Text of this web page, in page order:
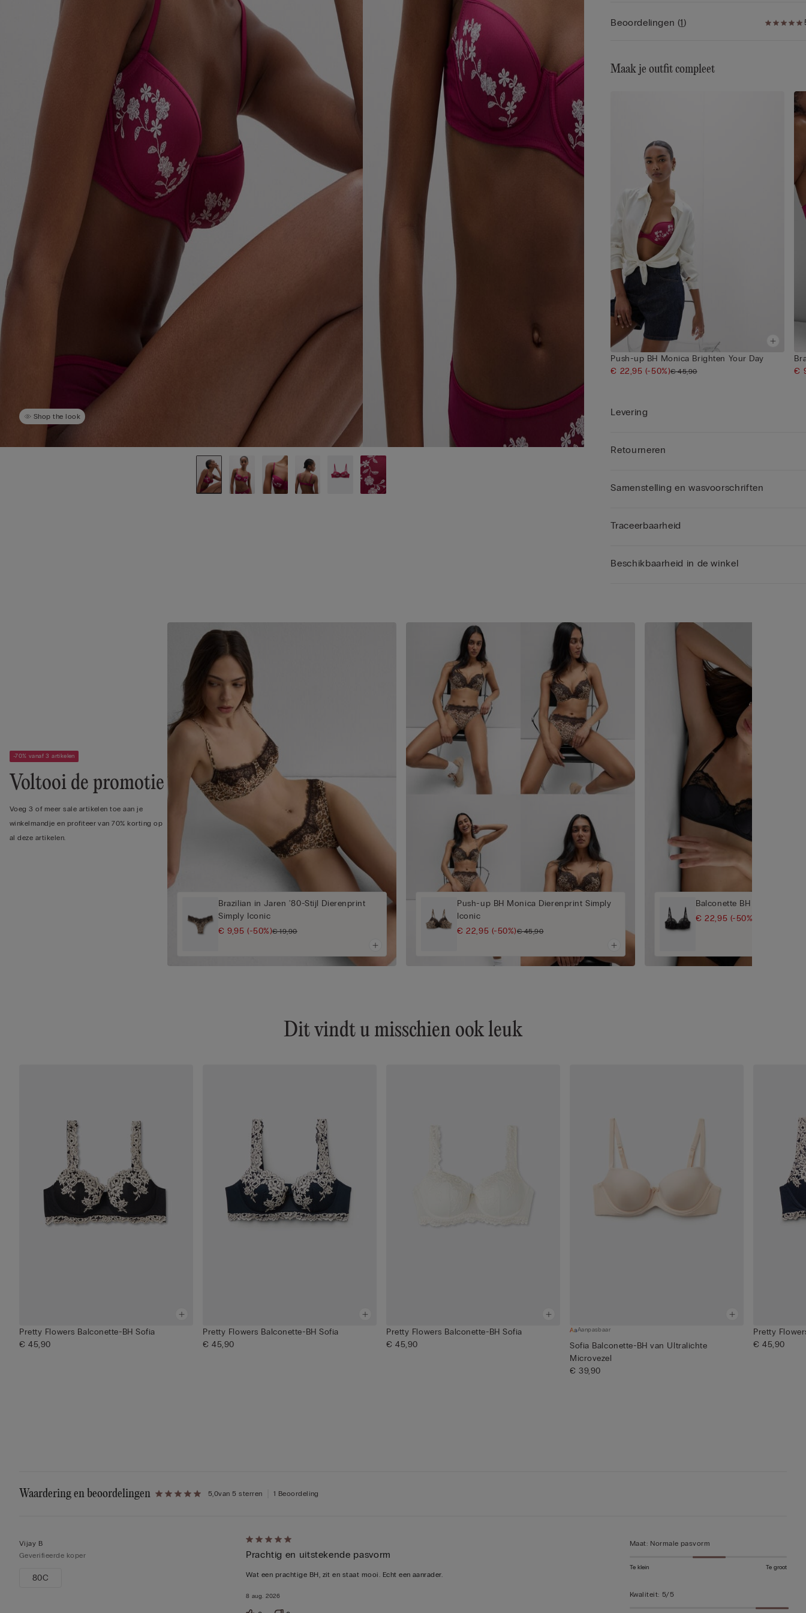
Shop the look
Beoordelingen (1)
Maak je outfit compleet
Push-up BH Monica Brighten Your Day
€ 22,95 (-50%)€ 45,90
€
Levering
Retourneren
Samenstelling en wasvoorschriften
Traceerbaarheid
Beschikbaarheid in de winkel
-70% vanaf 3 artikelen
Voltooi de promotie
Voeg 3 of meer sale artikelen toe aan je
winkelmandje en profiteer van 70% korting op
al deze artikelen.
Brazilian in Jaren '80-Stijl Dierenprint
Simply Iconic
€ 9,95(-50%)€ 19,90
Push-up BH Monica Dierenprint Simply
Iconic
€ 22,95 (-50%)€ 45,90
Balconette BH Daniela The
€ 22,95 (-50%)
Dit vindt u misschien ook leuk
Pretty Flowers Balconette-BH Sofia
€ 45,90
Pretty Flowers Balconette-BH Sofia
€ 45,90
Pretty Flowers Balconette-BH Sofia
€ 45,90
Aanpasbaar
Sofia Balconette-BH van Ultralichte
Microvezel
€ 39,90
Pretty
€ 45,90
Waardering en beoordelingen 5,0van 5 sterren 1 Beoordeling
Vijay B
Geverifieerde koper
80C
5
op
5
Prachtig en uitstekende pasvorm
Wat een prachtige BH, zit en staat mooi. Echt een aanrader.
8 aug. 2026
Maat: Normale pasvorm
Te klein Te groot
Kwaliteit: 5/5